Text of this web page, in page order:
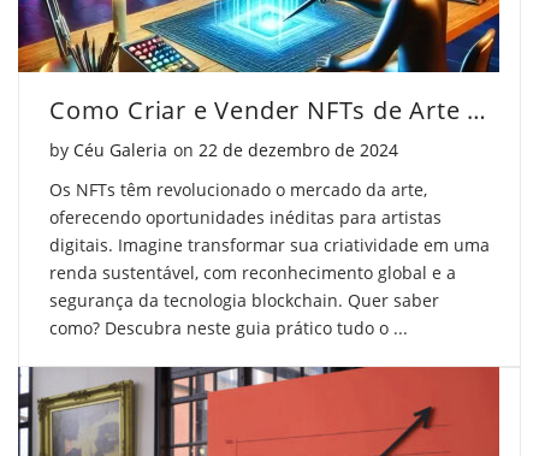
Como Criar e Vender NFTs de Arte Passo a Passo
by Céu Galeria on Posted on
22 de dezembro de 2024
Os NFTs têm revolucionado o mercado da arte,
oferecendo oportunidades inéditas para artistas
digitais. Imagine transformar sua criatividade em uma
renda sustentável, com reconhecimento global e a
segurança da tecnologia blockchain. Quer saber
como? Descubra neste guia prático tudo o ...